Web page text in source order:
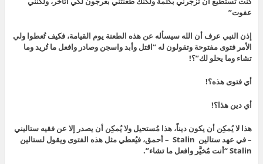
عفوت”
إذن النبي عرف أن الله سيسأله عن هذه الطعنة يوم القيامة، فكيفتُعطوا ولي
الأمر فتوى مفتوحة وتقولون له “اقتل وأبد واسجن وصادر وافعل ما تُريد وما
تشاء وما يحلو لك”؟!
أي فتوى هذه؟!
أي دين هذا؟!
هذا لا يُمكِن أن يكون ديناً، هذا مُستحيل ولا يُمكِن أن يصدر إلا عن فقيه ستاليني
– في عهد ستالين Stalin – أحمق، فيُعطي مثل هذه الفتوى ويقول لستالين
Stalin “أنت مُخيَّر وافعل ما تشاء”
.